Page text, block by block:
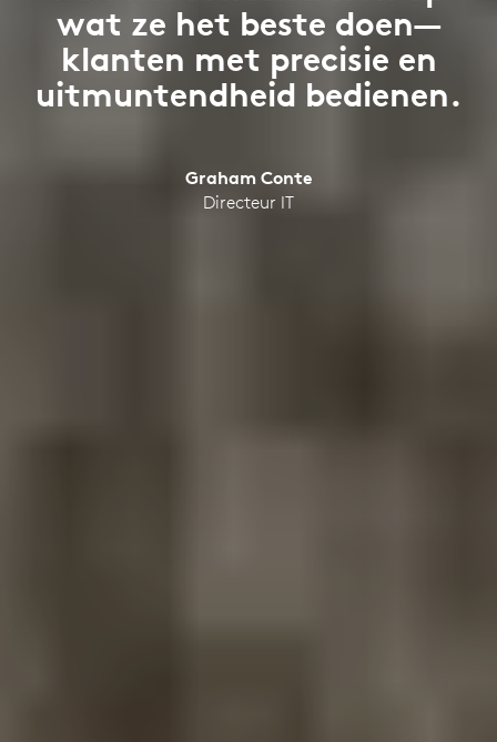
wat ze het beste doen—
klanten met precisie en
uitmuntendheid bedienen.
Graham Conte
Directeur IT